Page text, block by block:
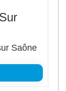
Saône